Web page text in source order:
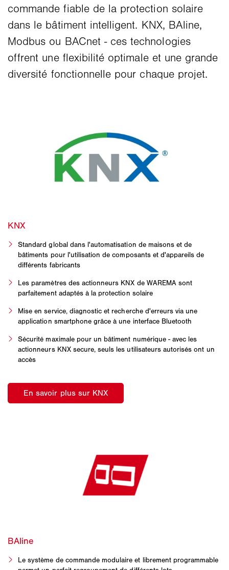
commande fiable de la protection solaire
dans le bâtiment intelligent. KNX, BAline,
Modbus ou BACnet - ces technologies
offrent une flexibilité optimale et une grande
diversité fonctionnelle pour chaque projet.
Standard global dans l'automatisation de maisons et de
bâtiments pour l'utilisation de composants et d'appareils de
différents fabricants
Les paramètres des actionneurs KNX de WAREMA sont
parfaitement adaptés à la protection solaire
Mise en service, diagnostic et recherche d'erreurs via une
application smartphone grâce à une interface Bluetooth
Sécurité maximale pour un bâtiment numérique - avec les
actionneurs KNX secure, seuls les utilisateurs autorisés ont un
accès
Le système de commande modulaire et librement programmable